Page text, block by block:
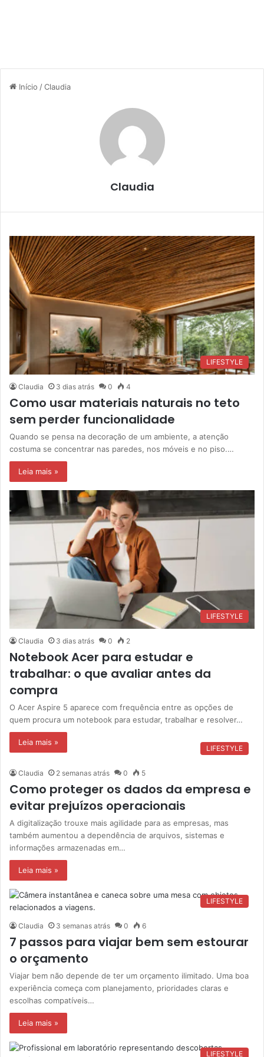
Início /Claudia
Claudia
LIFESTYLE
Claudia 3 dias atrás 0 4
Como usar materiais naturais no teto
sem perder funcionalidade
Quando se pensa na decoração de um ambiente, a atenção
costuma se concentrar nas paredes, nos móveis e no piso.…
Leia mais »
LIFESTYLE
Claudia 3 dias atrás 0 2
Notebook Acer para estudar e
trabalhar: o que avaliar antes da
compra
O Acer Aspire 5 aparece com frequência entre as opções de
quem procura um notebook para estudar, trabalhar e resolver…
Leia mais »
LIFESTYLE
Claudia 2 semanas atrás 0 5
Como proteger os dados da empresa e
evitar prejuízos operacionais
A digitalização trouxe mais agilidade para as empresas, mas
também aumentou a dependência de arquivos, sistemas e
informações armazenadas em…
Leia mais »
LIFESTYLE
Claudia 3 semanas atrás 0 6
7 passos para viajar bem sem estourar
o orçamento
Viajar bem não depende de ter um orçamento ilimitado. Uma boa
experiência começa com planejamento, prioridades claras e
escolhas compatíveis…
Leia mais »
LIFESTYLE